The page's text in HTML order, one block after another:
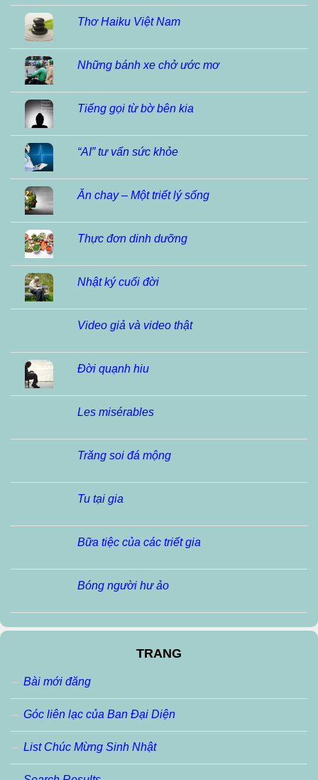
Thơ Haiku Việt Nam
Những bánh xe chở ước mơ
Tiếng gọi từ bờ bên kia
“AI” tư vấn sức khỏe
Ăn chay – Một triết lý sống
Thực đơn dinh dưỡng
Nhật ký cuối đời
Video giả và video thật
Đời quạnh hiu
Les misérables
Trăng soi đá mộng
Tu tại gia
Bữa tiệc của các triết gia
Bóng người hư ảo
TRANG
Bài mới đăng
Góc liên lạc của Ban Đại Diện
List Chúc Mừng Sinh Nhật